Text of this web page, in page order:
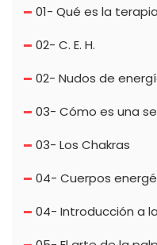
01- Qué es la
02- C. E. H.
02- Nudos de
03- Cómo es una
03- Los Chakras
04- Cuerpos
04- Introducción a